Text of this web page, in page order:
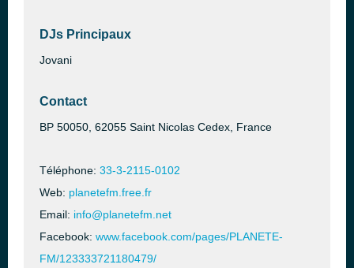
DJs Principaux
Jovani
Contact
BP 50050, 62055 Saint Nicolas Cedex, France
Téléphone: 33-3-2115-0102
Web: planetefm.free.fr
Email: info@planetefm.net
Facebook: www.facebook.com/pages/PLANETE-
FM/123333721180479/